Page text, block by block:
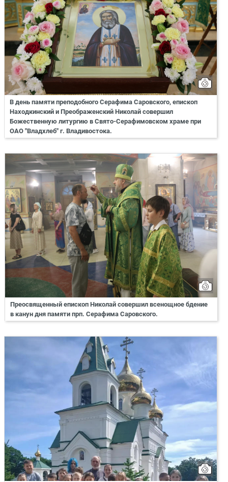
В день памяти преподобного Серафима Саровского, епископ
Находкинский и Преображенский Николай совершил
Божественную литургию в Свято-Серафимовском храме при
ОАО "Владхлеб" г. Владивостока.
Преосвященный епископ Николай совершил всенощное бдение
в канун дня памяти прп. Серафима Саровского.